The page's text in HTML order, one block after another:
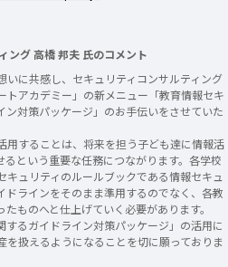
ング 高橋 邦夫 氏のコメント
いに共感し、セキュリティコンサルティング
トアカデミー」の新メニュー「教育情報セキ
ン対策パッケージ」のお手伝いをさせていた
用することは、将来を担う子ども達に情報活
という重要な任務につながります。各学校
キュリティのルールブックである情報セキュ
ドラインをそのまま準用するのでなく、各教
ものへと仕上げていく必要があります。
するガイドライン対策パッケージ」の活用に
を扱えるようになることを切に願っておりま